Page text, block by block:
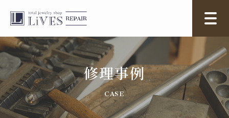
修理事例